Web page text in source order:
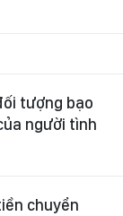
tượng bạo
người tình
chuyển